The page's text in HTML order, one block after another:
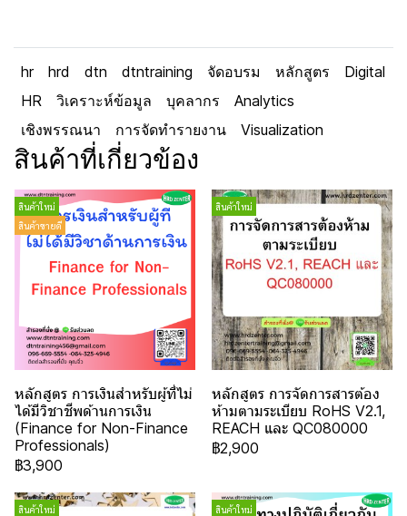
hr hrd dtn dtntraining จัดอบรม หลักสูตร
Digital
HR
วิเคราะห์ข้อมูล บุคลากร
Analytics
เชิงพรรณนา
การจัดทำรายงาน Visualization
สินค้าที่เกี่ยวข้อง
สินค้าใหม่
สินค้าขายดี
หลักสูตร การเงินสำหรับผู้ที่ไม่
ได้มีวิชาชีพด้านการเงิน
(Finance for Non-Finance
Professionals)
฿3,900
สินค้าใหม่
หลักสูตร การจัดการสารต้อง
ห้ามตามระเบียบ RoHS V2.1,
REACH และ QC080000
฿2,900
สินค้าใหม่
สินค้าใหม่